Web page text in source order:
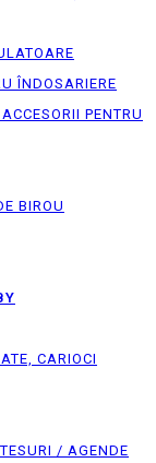
ÎNDOSARIERE
PENTRU
BIROU
CARIOCI
/ AGENDE